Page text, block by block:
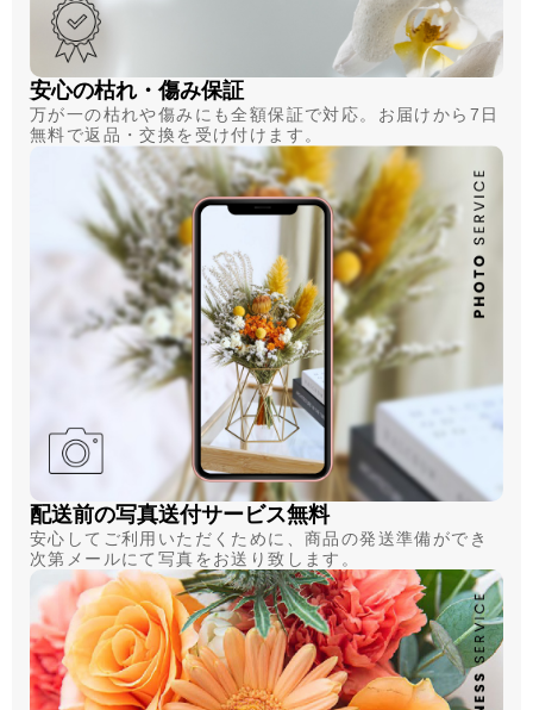
安心の枯れ・傷み保証
万が一の枯れや傷みにも全額保証で対応。お届けから7日
無料で返品・交換を受け付けます。
配送前の写真送付サービス無料
安心してご利用いただくために、商品の発送準備ができ
次第メールにて写真をお送り致します。